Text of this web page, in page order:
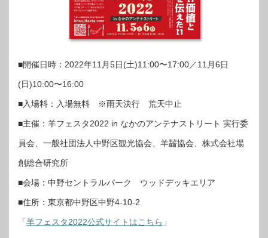
■開催日時：2022年11月5日(土)11:00〜17:00／11月6日
(日)10:00〜16:00
■入場料：入場無料 ※雨天決行 荒天中止
■主催：羊フェスタ2022 in なかのアンテナストリート 実行委
員会、一般社団法人中野区観光協会、羊齧協会、株式会社場
創総合研究所
■会場：中野セントラルパーク ウッドデッキエリア
■住所：東京都中野区中野4-10-2
「羊フェスタ2022公式サイトはこちら 」